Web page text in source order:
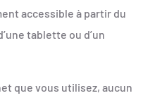
accessible à partir du
tablette ou d’un
que vous utilisez, aucun